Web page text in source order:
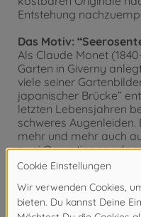
Entstehung
Das Motiv:
Als Claude Monet
Garten in Giverny
viele seiner
japanischer Brücke”
letzten Lebensjahren
schweres
mehr und mehr auch
zwei Operationen
wieder, wurde aber
nicht wollte, dass sie in
starb am 5.12.1926 in